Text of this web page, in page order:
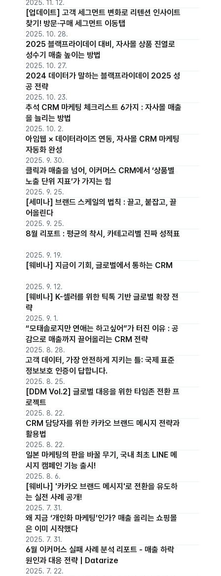
2025. 11. 12.
[업데이트] 고객 세그먼트 변화로 리텐션 인사이트
찾기! 방문·구매 세그먼트 이동탭
2025. 10. 28.
2025 블랙프라이데이 대비, 자사몰 상품 진열로
성수기 매출 높이는 방법
2025. 10. 27.
2024 데이터가 말하는 블랙프라이데이 2025 성
공 전략
2025. 10. 23.
추석 CRM 마케팅 체크리스트 6가지 : 자사몰 매출
을 늘리는 방법
2025. 10. 2.
아임웹 × 데이터라이즈 연동, 자사몰 CRM 마케팅
자동화 완성
2025. 9. 30.
클릭과 매출을 넘어, 이커머스 CRM에서 ‘상품별
노출 단위 지표’가 가지는 힘
2025. 9. 25.
[세미나] 브랜드 스케일의 법칙 : 끌고, 붙잡고, 끌
어올린다
2025. 9. 25.
8월 리포트 : 평균의 착시, 카테고리별 진짜 성적표
2025. 9. 19.
[웨비나] 지금이 기회, 글로벌에서 통하는 CRM
2025. 9. 12.
[웨비나] K-셀러를 위한 틱톡 기반 글로벌 확장 전
략
2025. 9. 1.
“모태솔로지만 연애는 하고싶어”가 터진 이유 : 공
감으로 매출까지 끌어올리는 CRM 전략
2025. 8. 28.
고객 데이터, 가장 안전하게 지키는 틀: 국제 표준
정보보호 인증이 답합니다.
2025. 8. 25.
[DDM Vol.2] 글로벌 대응을 위한 타임존 전환 프
로젝트
2025. 8. 22.
CRM 담당자를 위한 카카오 브랜드 메시지 전략과
활용법
2025. 8. 22.
일본 마케팅의 판을 바꿀 무기, 국내 최초 LINE 메
시지 캠페인 기능 출시!
2025. 8. 6.
[웨비나] '카카오 브랜드 메시지'로 전환을 유도하
는 실전 사례 공개!
2025. 7. 31.
왜 지금 ‘개인화 마케팅’인가? 매출 올리는 쇼핑몰
은 이미 시작했다
2025. 7. 31.
6월 이커머스 실패 사례 분석 리포트 - 매출 하락
원인과 대응 전략 | Datarize
2025. 7. 22.